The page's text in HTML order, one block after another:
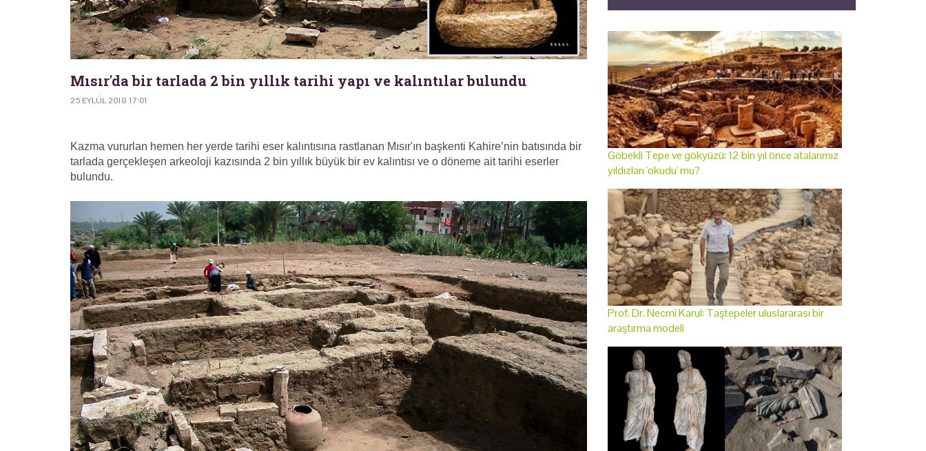
Mısır'da bir tarlada 2 bin yıllık tarihi yapı ve kalıntılar bulundu
25 EYLÜL 2018 17:01
Kazma vururlan hemen her yerde tarihi eser kalıntısına rastlanan Mısır'ın başkenti Kahire’nin batısında bir
tarlada gerçekleşen arkeoloji kazısında 2 bin yıllık büyük bir ev kalıntısı ve o döneme ait tarihi eserler
bulundu.
Göbekli Tepe ve gökyüzü: 12 bin yıl önce atalarımız
yıldızları 'okudu' mu?
Prof. Dr. Necmi Karul: Taştepeler uluslararası bir
araştırma modeli